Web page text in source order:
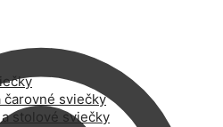
čarovné sviečky
stolové sviečky